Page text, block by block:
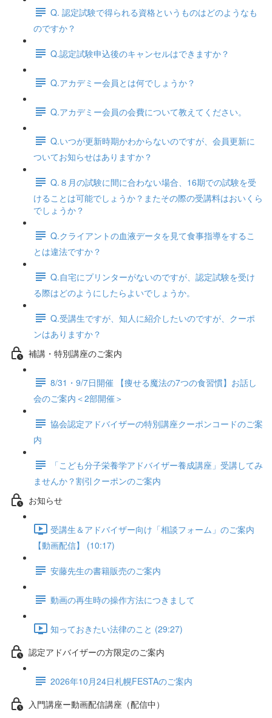
Q. 認定試験で得られる資格というものはどのようなも
のですか？
Q.認定試験申込後のキャンセルはできますか？
Q.アカデミー会員とは何でしょうか？
Q.アカデミー会員の会費について教えてください。
Q.いつが更新時期かわからないのですが、会員更新に
ついてお知らせはありますか？
Q.８月の試験に間に合わない場合、16期での試験を受
けることは可能でしょうか？またその際の受講料はおいくら
でしょうか？
Q.クライアントの血液データを見て食事指導をするこ
とは違法ですか？
Q.自宅にプリンターがないのですが、認定試験を受け
る際はどのようにしたらよいでしょうか。
Q.受講生ですが、知人に紹介したいのですが、クーポ
ンはありますか？
補講・特別講座のご案内
8/31・9/7日開催 【痩せる魔法の7つの食習慣】お話し
会のご案内＜2部開催＞
協会認定アドバイザーの特別講座クーポンコードのご案
内
「こども分子栄養学アドバイザー養成講座」受講してみ
ませんか？割引クーポンのご案内
お知らせ
受講生＆アドバイザー向け「相談フォーム」のご案内
【動画配信】 (10:17)
安藤先生の書籍販売のご案内
動画の再生時の操作方法につきまして
知っておきたい法律のこと (29:27)
認定アドバイザーの方限定のご案内
2026年10月24日札幌FESTAのご案内
入門講座ー動画配信講座（配信中）